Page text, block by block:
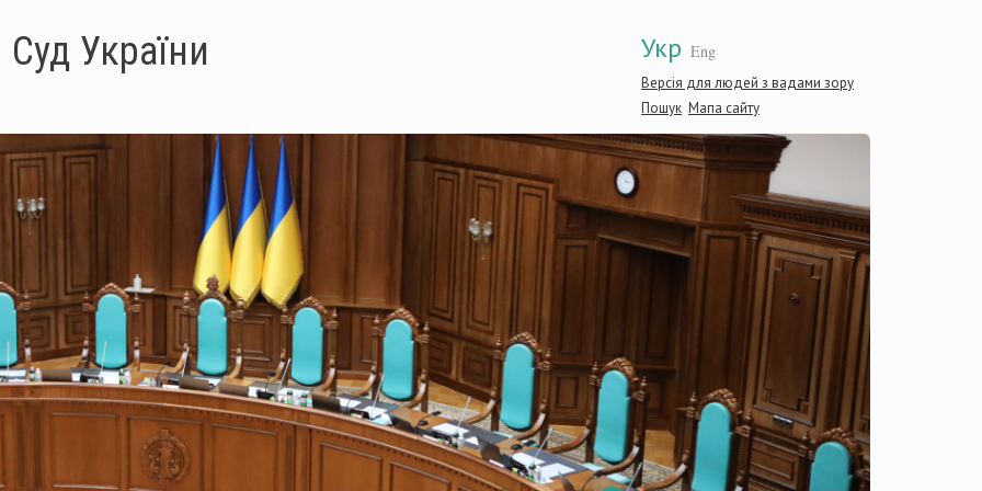
Укр Eng
Версія для людей з вадами зору
Пошук Мапа сайту
України
України